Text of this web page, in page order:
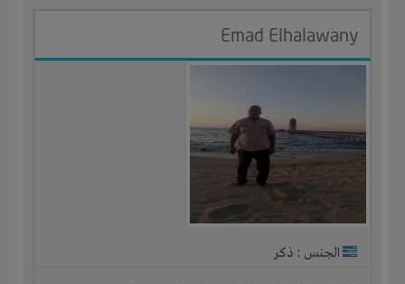
Emad Elhalawany
الجنس : ذكر